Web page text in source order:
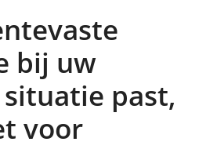
bij uw
past,
voor